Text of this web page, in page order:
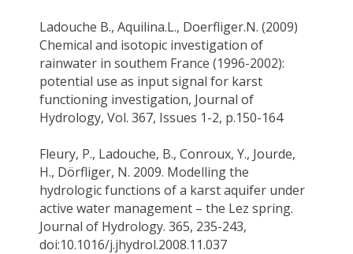
Ladouche B., Aquilina.L., Doerfliger.N. (2009)
Chemical and isotopic investigation of
rainwater in southem France (1996-2002):
potential use as input signal for karst
functioning investigation, Journal of
Hydrology, Vol. 367, Issues 1-2, p.150-164
Fleury, P., Ladouche, B., Conroux, Y., Jourde,
H., Dörfliger, N. 2009. Modelling the
hydrologic functions of a karst aquifer under
active water management – the Lez spring.
Journal of Hydrology. 365, 235-243,
doi:10.1016/j.jhydrol.2008.11.037